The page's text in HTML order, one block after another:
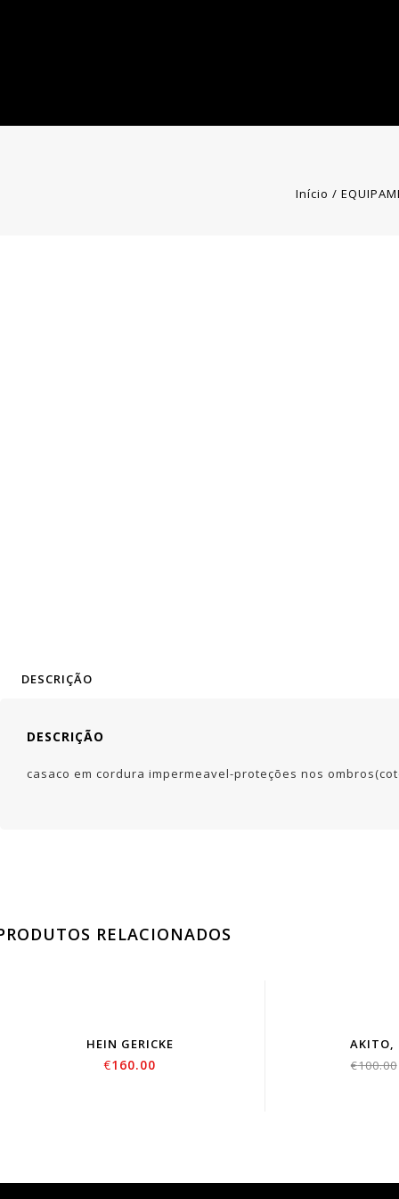
Início /
DESCRIÇÃO
DESCRIÇÃO
casaco em cordura impermeavel-proteções nos
RELACIONADOS
HEIN GERICKE
€160.00
AKITO,
€100.00